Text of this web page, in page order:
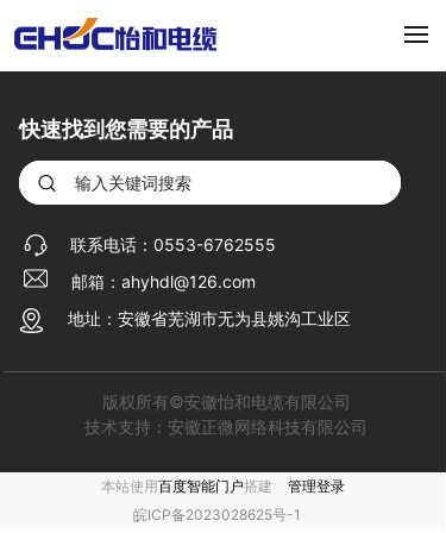
地址： 安徽省芜湖市无为县姚沟工业区
邮箱： ahyhdl@126.com
联系电话： 0553-6762555
快速找到您需要的产品
版权所有©安徽怡和电缆有限公司
技术支持：安徽正微网络科技有限公司
本站使用百度智能门户搭建
管理登录
皖ICP备2023028625号-1